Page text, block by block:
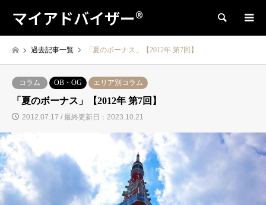
マイアドバイザー® 検索
過去記事一覧 「夏のボーナス」【2012年 第7回】
コラム OB・OG エリア別コラム
「夏のボーナス」【2012年 第7回】
2012.07.17 / 最終更新日：2023.10.21